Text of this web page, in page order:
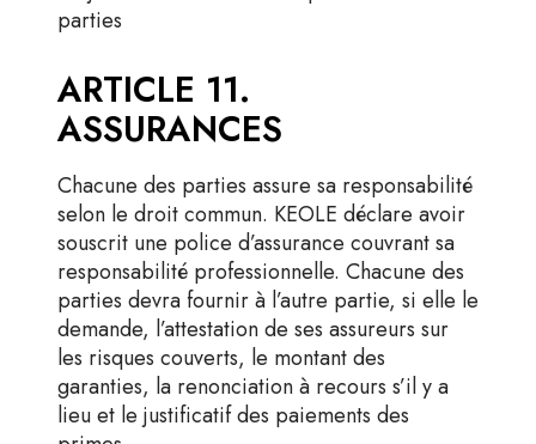
parties
ARTICLE 11.
ASSURANCES
Chacune des parties assure sa responsabilité
selon le droit commun. KEOLE déclare avoir
souscrit une police d’assurance couvrant sa
responsabilité professionnelle. Chacune des
parties devra fournir à l’autre partie, si elle le
demande, l’attestation de ses assureurs sur
les risques couverts, le montant des
garanties, la renonciation à recours s’il y a
lieu et le justificatif des paiements des